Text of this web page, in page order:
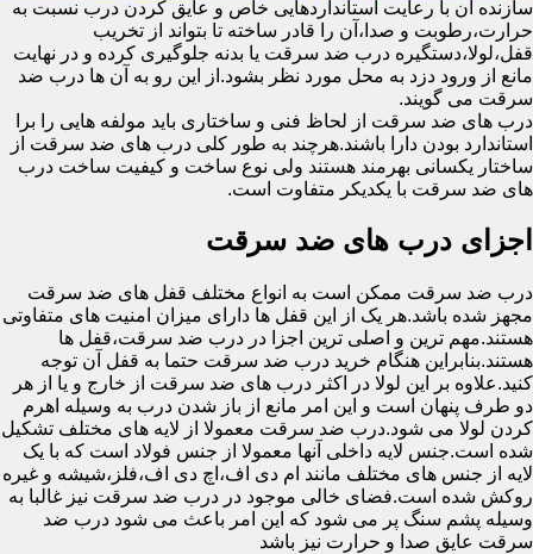
سازنده آن با رعایت استانداردهایی خاص و عایق کردن درب نسبت به
حرارت،رطوبت و صدا،آن را قادر ساخته تا بتواند از تخریب
قفل،لولا،دستگیره درب ضد سرقت یا بدنه جلوگیری کرده و در نهایت
مانع از ورود دزد به محل مورد نظر بشود.از این رو به آن ها درب ضد
سرقت می گویند.
درب های ضد سرقت از لحاظ فنی و ساختاری باید مولفه هایی را برا
استاندارد بودن دارا باشند.هرچند به طور کلی درب های ضد سرقت از
ساختار یکسانی بهرمند هستند ولی نوع ساخت و کیفیت ساخت درب
های ضد سرقت با یکدیکر متفاوت است.
اجزای درب های ضد سرقت
درب ضد سرقت ممکن است به انواع مختلف قفل های ضد سرقت
مجهز شده باشد.هر یک از این قفل ها دارای میزان امنیت های متفاوتی
هستند.مهم ترین و اصلی ترین اجزا در درب ضد سرقت،قفل ها
هستند.بنابراین هنگام خرید درب ضد سرقت حتما به قفل آن توجه
کنید.علاوه بر این لولا در اکثر درب های ضد سرقت از خارج و یا از هر
دو طرف پنهان است و این امر مانع از باز شدن درب به وسیله اهرم
کردن لولا می شود.درب ضد سرقت معمولا از لایه های مختلف تشکیل
شده است.جنس لایه داخلی آنها معمولا از جنس فولاد است که با یک
لایه از جنس های مختلف مانند ام دی اف،اچ دی اف،فلز،شیشه و غیره
روکش شده است.فضای خالی موجود در درب ضد سرقت نیز غالبا به
وسیله پشم سنگ پر می شود که این امر باعث می شود درب ضد
سرقت عایق صدا و حرارت نیز باشد